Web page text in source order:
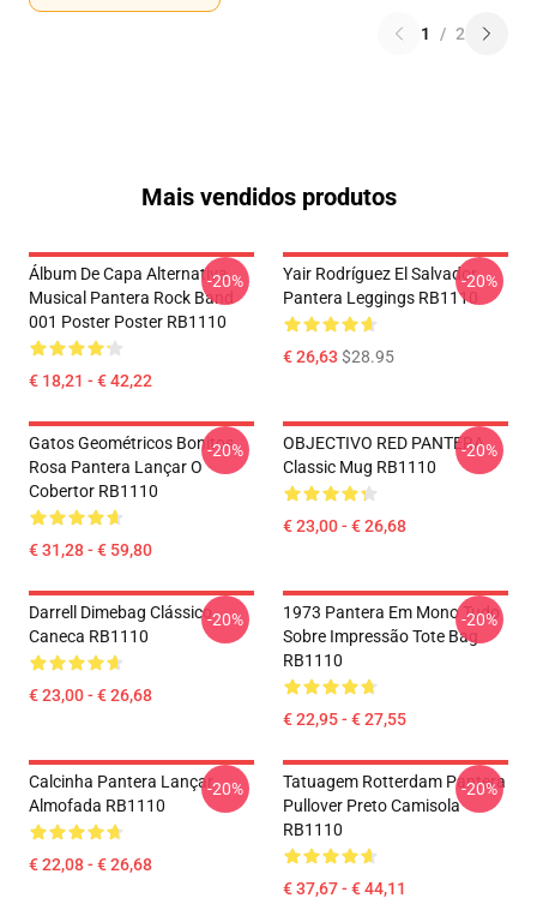
1 / 2
Mais vendidos produtos
Álbum De Capa Alternativa
Musical Pantera Rock Band
001 Poster Poster RB1110
€ 18,21 - € 42,22
-20%
Yair Rodríguez El Salvador
Pantera Leggings RB1110
€ 26,63 $28.95
-20%
Gatos Geométricos Bonitos
Rosa Pantera Lançar O
Cobertor RB1110
€ 31,28 - € 59,80
-20%
OBJECTIVO RED PANTERA
Classic Mug RB1110
€ 23,00 - € 26,68
-20%
Darrell Dimebag Clássico
Caneca RB1110
€ 23,00 - € 26,68
-20%
1973 Pantera Em Mono Tudo
Sobre Impressão Tote Bag
RB1110
€ 22,95 - € 27,55
-20%
Calcinha Pantera Lançar
Almofada RB1110
€ 22,08 - € 26,68
-20%
Tatuagem Rotterdam Pantera
Pullover Preto Camisola
RB1110
€ 37,67 - € 44,11
-20%